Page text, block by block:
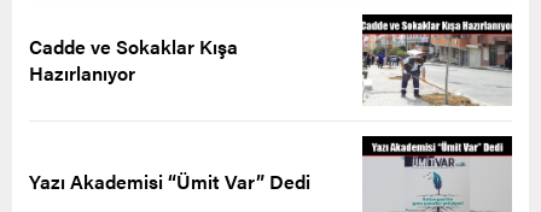
Cadde ve Sokaklar Kışa
Hazırlanıyor
Yazı Akademisi “Ümit Var” Dedi